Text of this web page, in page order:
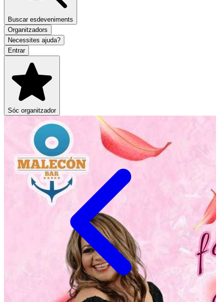
Buscar esdeveniments
Organitzadors
Necessites ajuda?
Entrar
Sóc organitzador